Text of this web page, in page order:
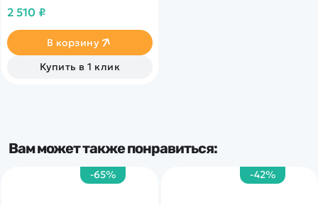
готовый проходить
броня, сильная пушка - все
это делает танк
устрашающей силой для
противников.
2 510 ₽
В корзину
Купить в 1 клик
Вам может также понравиться:
-42%
-65%